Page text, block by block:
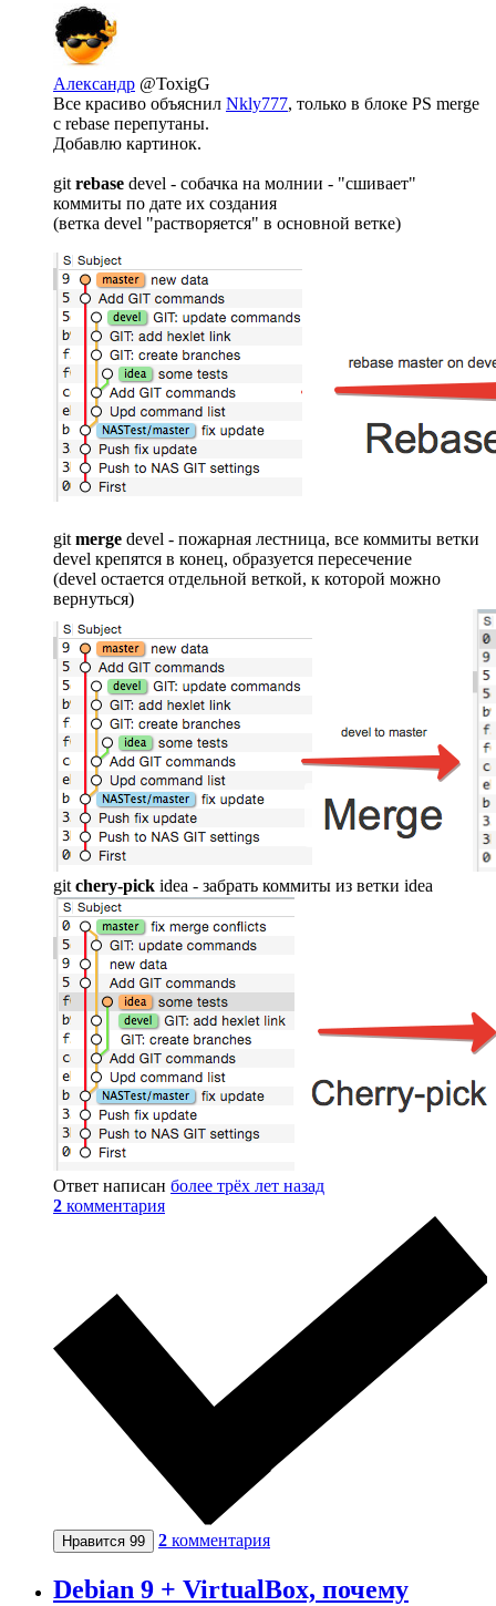
Александр @ToxigG
Все красиво объяснил Nkly777, только в блоке PS merge
с rebase перепутаны.
Добавлю картинок.
git rebase devel - собачка на молнии - "сшивает"
коммиты по дате их создания
(ветка devel "растворяется" в основной ветке)
git merge devel - пожарная лестница, все коммиты ветки
devel крепятся в конец, образуется пересечение
(devel остается отдельной веткой, к которой можно
вернуться)
git chery-pick idea - забрать коммиты из ветки idea
Ответ написан более трёх лет назад
2 комментария
Нравится 99 2 комментария
Debian 9 + VirtualBox, почему